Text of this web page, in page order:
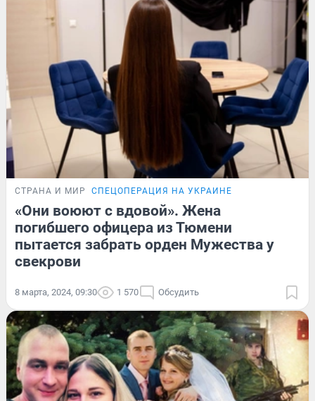
СТРАНА И МИР СПЕЦОПЕРАЦИЯ НА УКРАИНЕ
«Они воюют с вдовой». Жена
погибшего офицера из Тюмени
пытается забрать орден Мужества у
свекрови
8 марта, 2024, 09:30 1 570 Обсудить